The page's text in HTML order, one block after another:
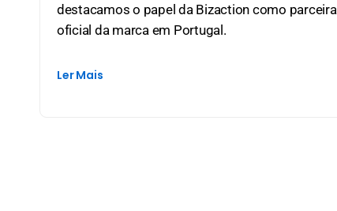
destacamos o papel da Bizaction como parceira
oficial da marca em Portugal.
Ler Mais